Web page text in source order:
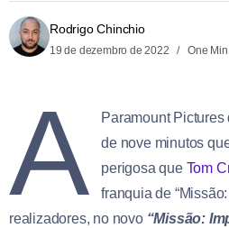
Rodrigo Chinchio
19 de dezembro de 2022 One
A
Paramount
de nove minutos
perigosa que Tom
franquia de
realizadores, no novo “Missão: